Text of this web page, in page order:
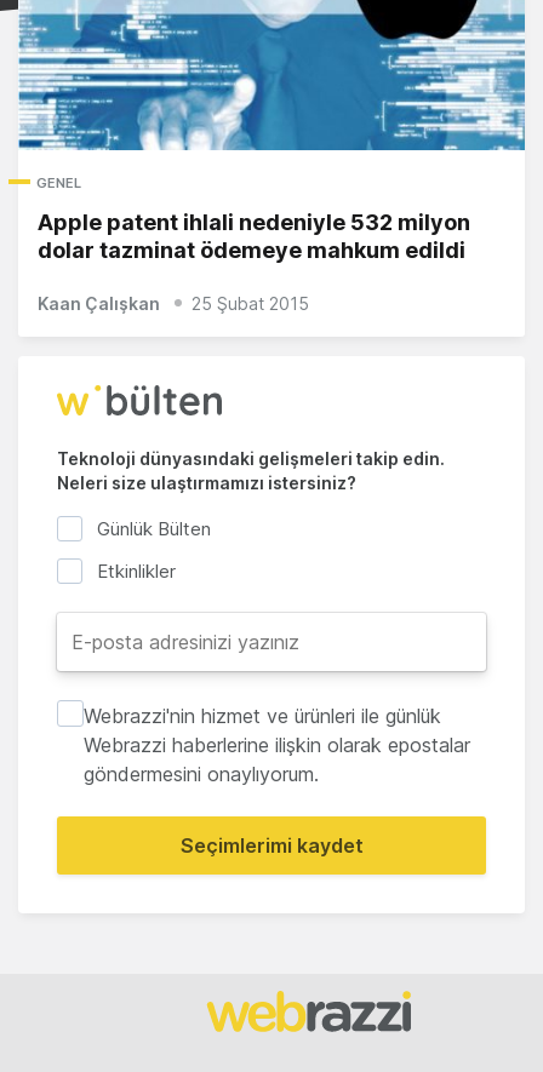
GENEL
Apple patent ihlali nedeniyle 532 milyon
dolar tazminat ödemeye mahkum edildi
Kaan Çalışkan 25 Şubat 2015
Teknoloji dünyasındaki gelişmeleri takip edin.
Neleri size ulaştırmamızı istersiniz?
Günlük Bülten
Etkinlikler
Webrazzi'nin hizmet ve ürünleri ile günlük
Webrazzi haberlerine ilişkin olarak epostalar
göndermesini onaylıyorum.
Seçimlerimi kaydet